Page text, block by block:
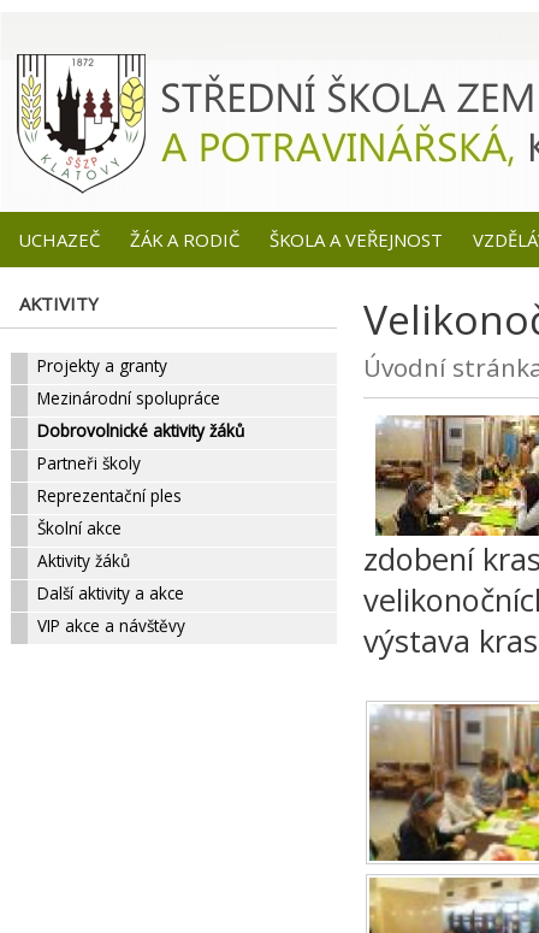
UCHAZEČ ŽÁK A RODIČ ŠKOLA A VEŘEJNOST
AKTIVITY
Projekty a granty
Mezinárodní spolupráce
Dobrovolnické aktivity žáků
Partneři školy
Reprezentační ples
Školní akce
Aktivity žáků
Další aktivity a akce
VIP akce a návštěvy
Úvodní
zdobení
výstava